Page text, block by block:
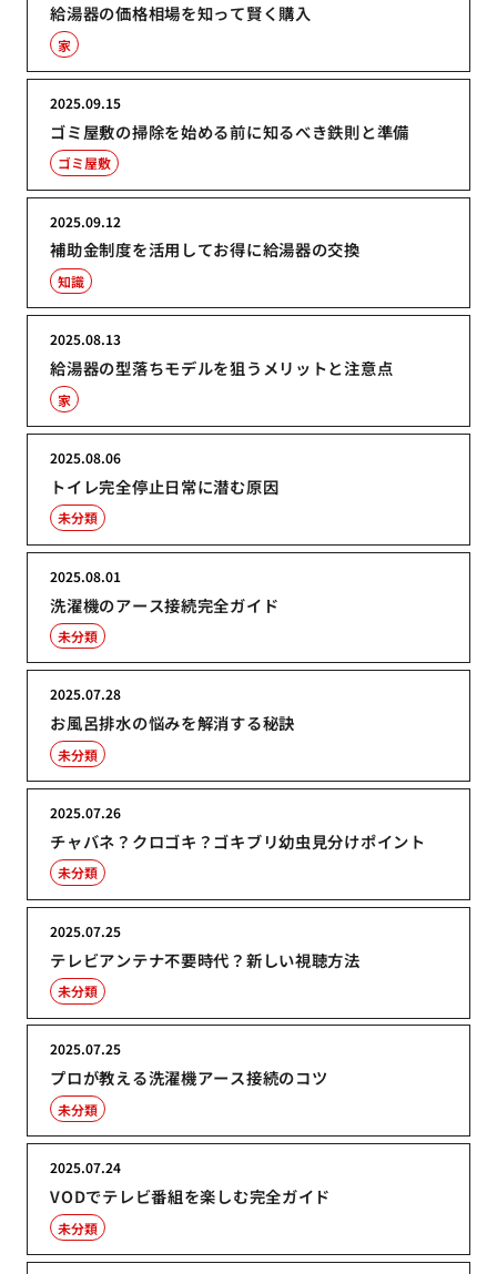
給湯器の価格相場を知って賢く購入
家
ゴミ屋敷の掃除を始める前に知るべき鉄則と準備
2025.09.15
ゴミ屋敷
補助金制度を活用してお得に給湯器の交換
2025.09.12
知識
給湯器の型落ちモデルを狙うメリットと注意点
2025.08.13
家
トイレ完全停止日常に潜む原因
2025.08.06
未分類
洗濯機のアース接続完全ガイド
2025.08.01
未分類
お風呂排水の悩みを解消する秘訣
2025.07.28
未分類
チャバネ？クロゴキ？ゴキブリ幼虫見分けポイント
2025.07.26
未分類
テレビアンテナ不要時代？新しい視聴方法
2025.07.25
未分類
プロが教える洗濯機アース接続のコツ
2025.07.25
未分類
VODでテレビ番組を楽しむ完全ガイド
2025.07.24
未分類